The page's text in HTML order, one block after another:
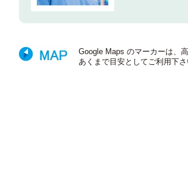
Google Maps のマーカーは、
あくまで目安としてご利用下